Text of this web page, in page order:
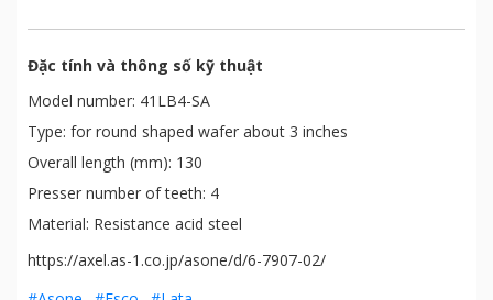
Đặc tính và thông số kỹ thuật
Model number: 41LB4-SA
Type: for round shaped wafer about 3 inches
Overall length (mm): 130
Presser number of teeth: 4
Material: Resistance acid steel
https://axel.as-1.co.jp/asone/d/6-7907-02/